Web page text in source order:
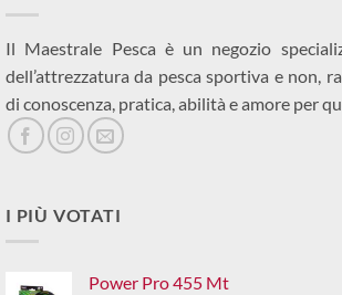
Il Maestrale Pesca è un negozio
dell’attrezzatura da pesca sportiva e non,
di conoscenza, pratica, abilità e amore per
I PIÙ VOTATI
Power Pro 455 Mt